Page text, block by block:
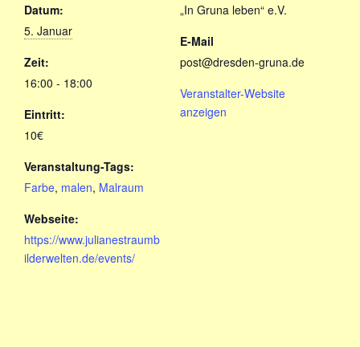
Datum:
5. Januar
Zeit:
16:00 - 18:00
Eintritt:
10€
Veranstaltung-Tags:
Farbe, malen, Malraum
Webseite:
https://www.julianestraumb
ilderwelten.de/events/
„In Gruna leben“ e.V.
E-Mail
post@dresden-gruna.de
Veranstalter-Website
anzeigen